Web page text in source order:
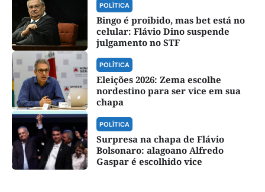
POLÍTICA
Bingo é proibido, mas bet está no
celular: Flávio Dino suspende
julgamento no STF
POLÍTICA
Eleições 2026: Zema escolhe
nordestino para ser vice em sua
chapa
POLÍTICA
Surpresa na chapa de Flávio
Bolsonaro: alagoano Alfredo
Gaspar é escolhido vice